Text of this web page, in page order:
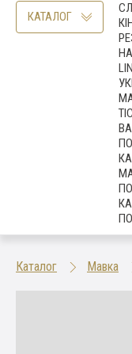
КАТАЛОГ
Каталог Мавка